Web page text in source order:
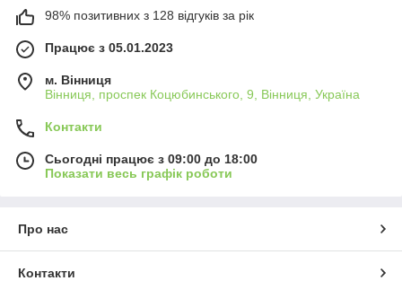
98% позитивних з 128 відгуків за рік
Працює з 05.01.2023
м. Вінниця
Вінниця, проспек Коцюбинського, 9, Вінниця, Україна
Контакти
Сьогодні працює з 09:00 до 18:00
Показати весь графік роботи
Про нас
Контакти